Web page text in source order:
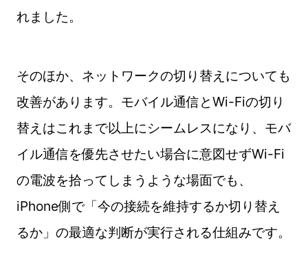
れました。
そのほか、ネットワークの切り替えについても
改善があります。モバイル通信とWi-Fiの切り
替えはこれまで以上にシームレスになり、モバ
イル通信を優先させたい場合に意図せずWi-Fi
の電波を拾ってしまうような場面でも、
iPhone側で「今の接続を維持するか切り替え
るか」の最適な判断が実行される仕組みです。